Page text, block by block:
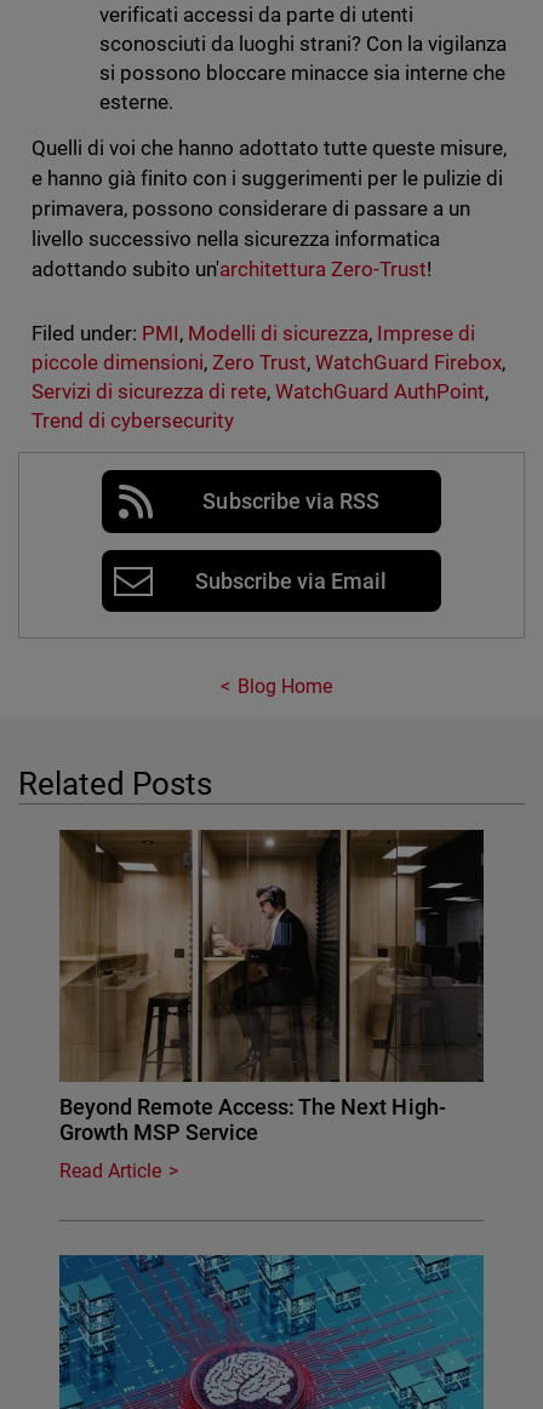
verificati accessi da parte di utenti
sconosciuti da luoghi strani? Con la vigilanza
si possono bloccare minacce sia interne che
esterne.
Quelli di voi che hanno adottato tutte queste misure,
e hanno già finito con i suggerimenti per le pulizie di
primavera, possono considerare di passare a un
livello successivo nella sicurezza informatica
adottando subito un'architettura Zero-Trust!
Filed under: PMI, Modelli di sicurezza, Imprese di
piccole dimensioni, Zero Trust,WatchGuard Firebox,
Servizi di sicurezza di rete, WatchGuard AuthPoint,
Trend di cybersecurity
Subscribe via RSS
Subscribe via Email
Blog Home
Related Posts
Beyond Remote Access: The Next High-
Growth MSP Service
Read Article